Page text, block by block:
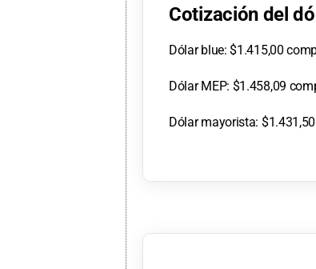
Cotización del
Dólar blue: $1.415,00
Dólar MEP: $1.458,09
Dólar mayorista: